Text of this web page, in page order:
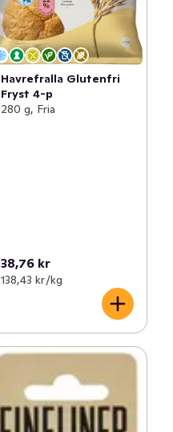
Havrefralla Glutenfri
Fryst 4-p
280 g, Fria
38,76 kr
138,43 kr /kg